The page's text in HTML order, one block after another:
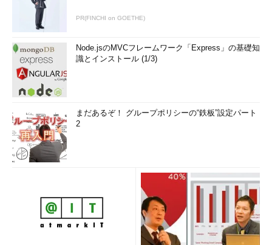
PR(FINCHI on GOETHE)
Node.jsのMVCフレームワーク「Express」の基礎知
識とインストール (1/3)
まだあるぞ！ グループポリシーの“鉄板”設定パート
2